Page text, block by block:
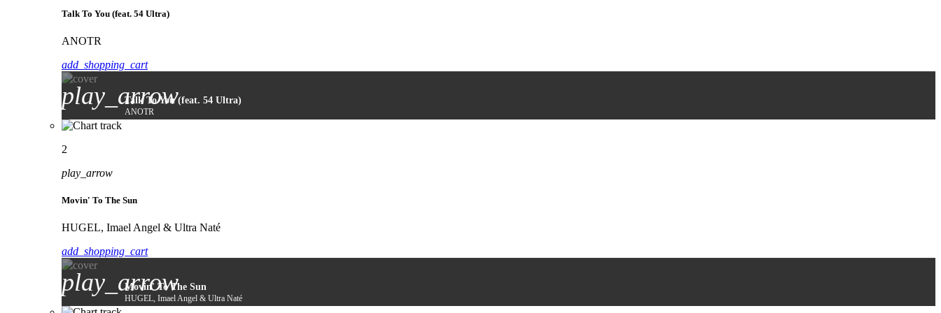
Talk To You (feat. 54 Ultra)
ANOTR
add_shopping_cart
play_arrowTalk To You (feat. 54 Ultra)
ANOTR
2
play_arrow
Movin' To The Sun
HUGEL, Imael Angel & Ultra Naté
add_shopping_cart
play_arrow
Movin' To The Sun
HUGEL, Imael Angel & Ultra Naté